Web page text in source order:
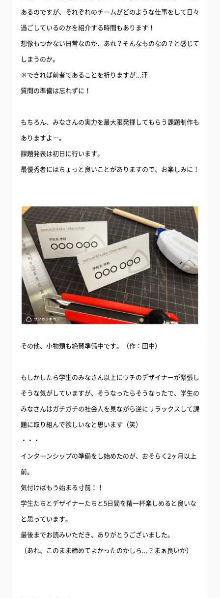
あるのですが、それぞれのチームがどのような仕事をして日々
過ごしているのかを紹介する時間もあります！
想像もつかない日常なのか、あれ？そんなものなの？と感じて
しまうのか。
※できれば前者であることを祈りますが...汗
質問の準備は忘れずに！
もちろん、みなさんの実力を最大限発揮してもらう課題制作も
ありますよー。
課題発表は初日に行います。
最優秀者にはちょっと良いことがありますので、お楽しみに！
その他、小物類も絶賛準備中です。（作：田中）
もしかしたら学生のみなさん以上にウチのデザイナーが緊張し
そうな気がしていますが、そうなったらそうなったで、学生の
みなさんはガチガチの社会人を見ながら逆にリラックスして課
題に取り組んで欲しいなと思います（笑）
・・・
インターンシップの準備をし始めたのが、おそらく2ヶ月以上
前。
気付けばもう始まる寸前！！
学生たちとデザイナーたちと5日間を精一杯楽しめると良いな
と思っています。
最後までお読みいただき、ありがとうございました。
（あれ、このまま締めてよかったのかしら...？まぁ良いか）